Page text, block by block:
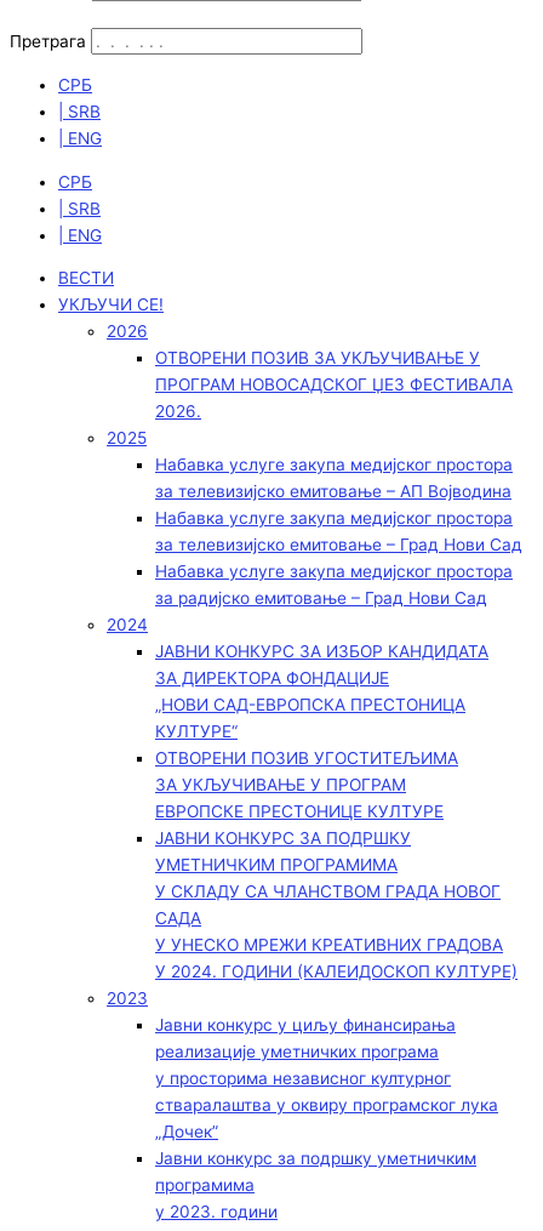
Претрага
СРБ
| SRB
| ENG
СРБ
| SRB
| ENG
ВЕСТИ
УКЉУЧИ СЕ!
2026
ОТВОРЕНИ ПОЗИВ ЗА УКЉУЧИВАЊЕ У
ПРОГРАМ НОВОСАДСКОГ ЏЕЗ ФЕСТИВАЛА
2026.
2025
Набавка услуге закупа медијског простора
за телевизијско емитовање – АП Војводинa
Набавка услуге закупа медијског простора
за телевизијско емитовање – Град Нови Сад
Набавка услуге закупа медијског простора
за радијско емитовање – Град Нови Сад
2024
ЈАВНИ КОНКУРС ЗА ИЗБОР КАНДИДАТА
ЗА ДИРЕКТОРА ФОНДАЦИЈЕ
„НОВИ САД-ЕВРОПСКА ПРЕСТОНИЦА
КУЛТУРЕ“
ОТВОРЕНИ ПОЗИВ УГОСТИТЕЉИМА
ЗА УКЉУЧИВАЊЕ У ПРОГРАМ
ЕВРОПСКЕ ПРЕСТОНИЦЕ КУЛТУРЕ
ЈАВНИ КОНКУРС ЗА ПОДРШКУ
УМЕТНИЧКИМ ПРОГРАМИМА
У СКЛАДУ СА ЧЛАНСТВОМ ГРАДА НОВОГ
САДА
У УНЕСКО МРЕЖИ КРЕАТИВНИХ ГРАДОВА
У 2024. ГОДИНИ (КАЛЕИДОСКОП КУЛТУРЕ)
2023
Јавни конкурс у циљу финансирања
реализације уметничких програма
у просторима независног културног
стваралаштва у оквиру програмског лука
„Дочек”
Јавни конкурс за подршку уметничким
програмима
у 2023. години